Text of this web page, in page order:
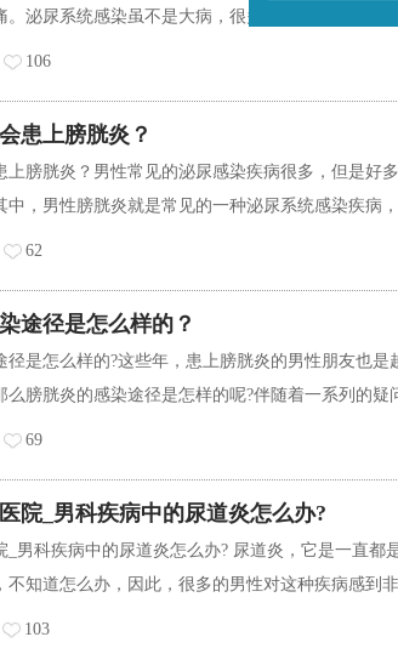
。泌尿系统感染虽不是大病，很多人却在认识上存在
106
患上膀胱炎？
上膀胱炎？男性常见的泌尿感染疾病很多，但是好
中，男性膀胱炎就是常见的一种泌尿系统感染疾病
62
途径是怎么样的？
径是怎么样的?这些年，患上膀胱炎的男性朋友也
么膀胱炎的感染途径是怎样的呢?伴随着一系列的疑
69
院_男科疾病中的尿道炎怎么办?
_男科疾病中的尿道炎怎么办? 尿道炎，它是一直都
不知道怎么办，因此，很多的男性对这种疾病感到
103